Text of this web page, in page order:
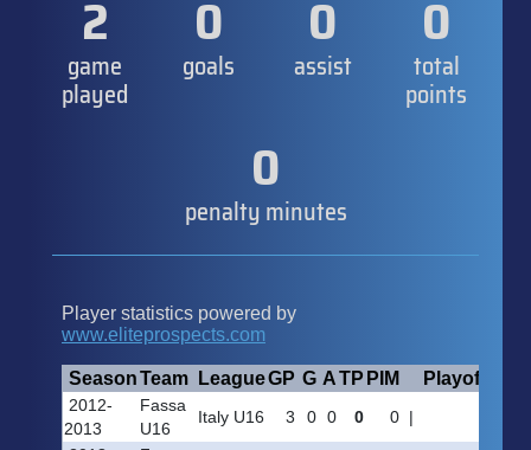
2
game
played
0
goals
0
assist
0
total
points
0
penalty minutes